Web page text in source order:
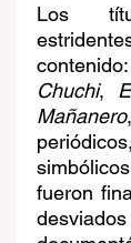
Los
Chuchi,
Mañanero
fueron